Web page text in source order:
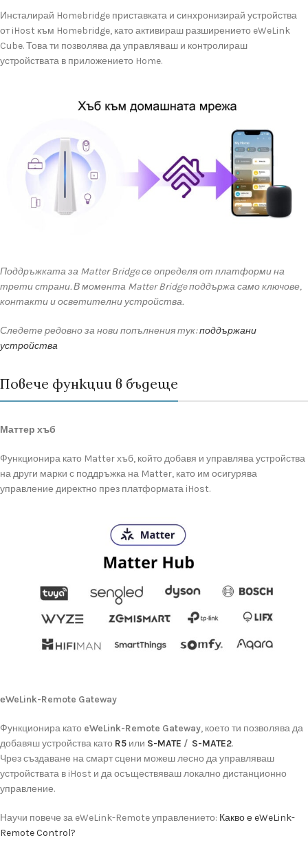
Инсталирай Homebridge приставката и синхронизирай устройства
от iHost към Homebridge, като активираш разширението eWeLink
Cube.Товати позволявадауправляваш и контролираш
устройствата в приложението Home.
Поддръжкатаза MatterBridgeсеопределяот платформина
третистрани.Вмомента MatterBridgeподдържасамоключове,
контактииосветителни устройства.
Следетередовнозановипопълнения тук:поддържани
устройства
Повече функции в бъдеще
Маттер хъб
Функционира като Matterхъб, който добавя и управляваустройства
надруги марки с поддръжка на Matter, като им осигурява
управление директно през платформата iHost.
еWeLink-Remote Gateway
Функционира като eWeLink-Remote Gateway, което ти позволявада
добавяшустройства като R5 или S-MATE / S-MATE2.
Чрезсъздаване насмартсцени можешлесно дауправляваш
устройствата в iHost и даосъществявашлокално дистанционно
управление.
Научи повече за eWeLink-Remoteуправлението: Какво е eWeLink-
Remote Control?